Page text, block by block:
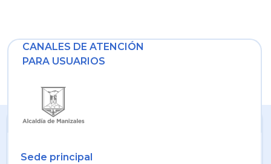
CANALES DE ATENCIÓN
PARA USUARIOS
Sede principal